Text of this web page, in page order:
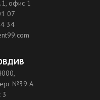
офис 1
07
34
№39 A
3